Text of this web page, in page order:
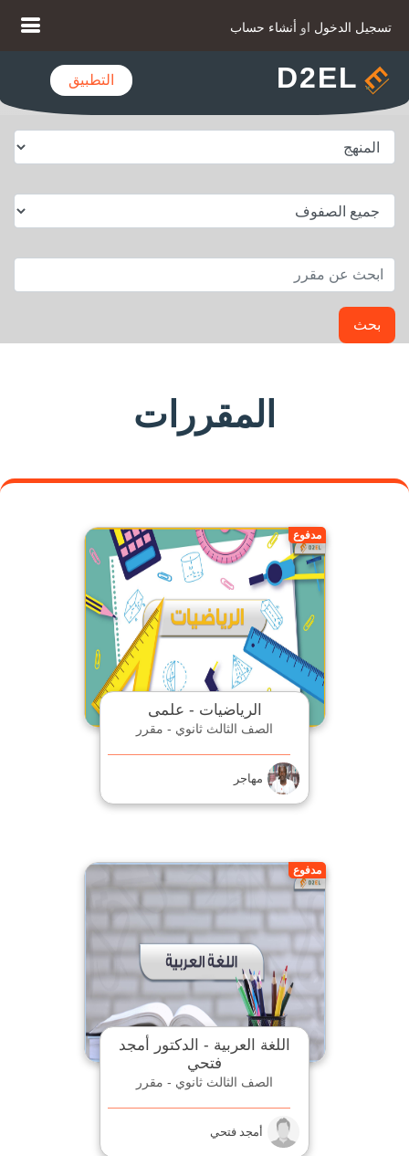
تسجيل الدخول او أنشاء حساب
D2EL التطبيق
بحث
المقررات
مدفوع
الرياضيات - علمى
الصف الثالث ثانوي - مقرر
مهاجر
مدفوع
اللغة العربية - الدكتور أمجد
فتحي
الصف الثالث ثانوي - مقرر
أمجد فتحي